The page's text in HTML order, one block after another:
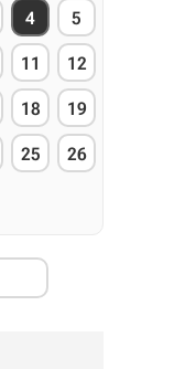
4 5
11 12
18 19
25 26